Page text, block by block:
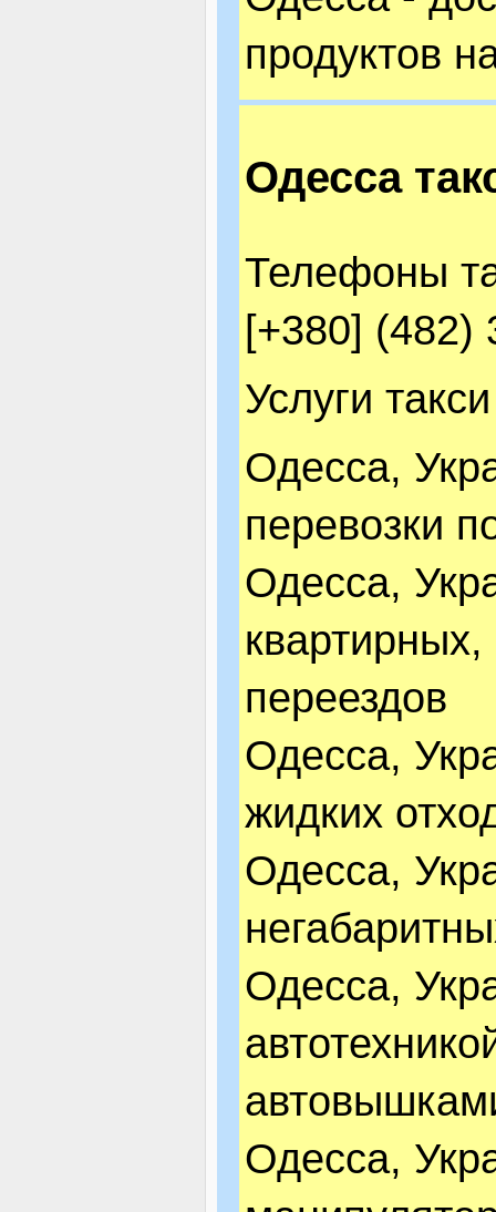
продуктов
Одесса
Телефоны
[+380] (482)
Услуги
Одесса,
перевозки
Одесса,
переездов
Одесса,
жидких
Одесса,
Одесса,
Одесса,